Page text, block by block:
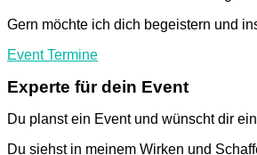
Gern möchte ich dich begeistern und
Event Termine
Experte für dein Event
Du planst ein Event und wünscht dir
Du siehst in meinem Wirken und